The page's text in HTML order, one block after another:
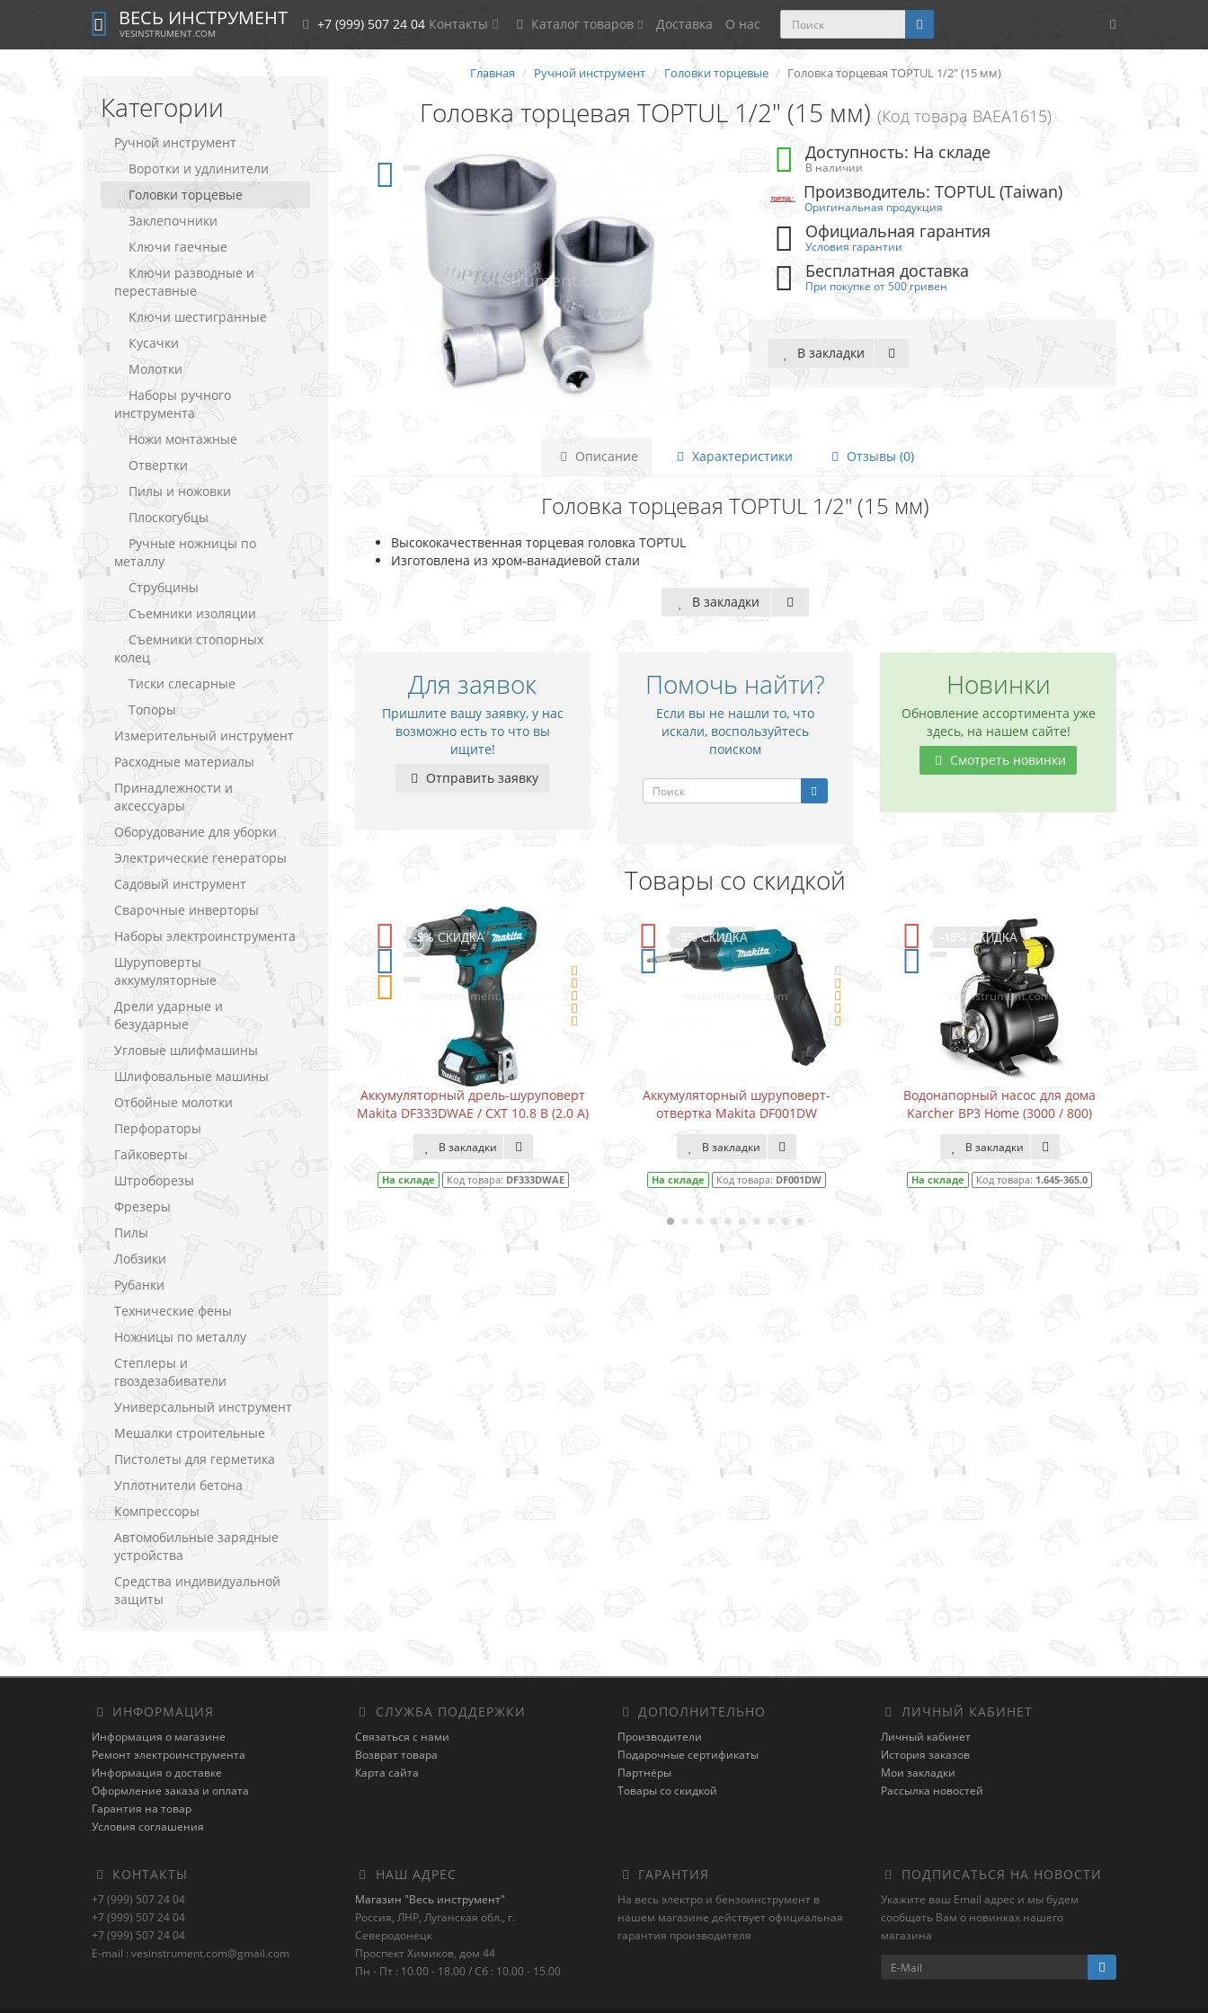
ВЕСЬ ИНСТРУМЕНТ
VESINSTRUMENT.COM
+7 (999) 507 24 04 Контакты Каталог товаров Доставка О нас
Категории
Ручной инструмент
Воротки и удлинители
Головки торцевые
Заклепочники
Ключи гаечные
Ключи разводные и
переставные
Ключи шестигранные
Кусачки
Молотки
Наборы ручного
инструмента
Ножи монтажные
Отвертки
Пилы и ножовки
Плоскогубцы
Ручные ножницы по
металлу
Струбцины
Съемники изоляции
Съемники стопорных
колец
Тиски слесарные
Топоры
Измерительный инструмент
Расходные материалы
Принадлежности и
аксессуары
Оборудование для уборки
Электрические генераторы
Садовый инструмент
Сварочные инверторы
Наборы электроинструмента
Шуруповерты
аккумуляторные
Дрели ударные и
безударные
Угловые шлифмашины
Шлифовальные машины
Отбойные молотки
Перфораторы
Гайковерты
Штроборезы
Фрезеры
Пилы
Лобзики
Рубанки
Технические фены
Ножницы по металлу
Степлеры и
гвоздезабиватели
Универсальный инструмент
Мешалки строительные
Пистолеты для герметика
Уплотнители бетона
Компрессоры
Автомобильные зарядные
устройства
Средства индивидуальной
защиты
Главная Ручной инструмент Головки торцевые Головка торцевая TOPTUL 1/2" (15 мм)
Головка торцевая TOPTUL 1/2" (15 мм) (Код товара BAEA1615)
Доступность: На складе
В наличии
Производитель: TOPTUL (Taiwan)
Оригинальная продукция
Официальная гарантия
Условия гарантии
Бесплатная доставка
При покупке от 500 гривен
В закладки
Описание Характеристики Отзывы (0)
Головка торцевая TOPTUL 1/2" (15 мм)
Высококачественная торцевая головка TOPTUL
Изготовлена из хром-ванадиевой стали
В закладки
Для заявок
Пришлите вашу заявку, у нас
возможно есть то что вы
ищите!
Отправить заявку
Помочь найти?
Если вы не нашли то, что
искали, воспользуйтесь
поиском
Новинки
Обновление ассортимента уже
здесь, на нашем сайте!
Смотреть новинки
Товары со скидкой
-5% СКИДКА
Аккумуляторный дрель-шуруповерт
Makita DF333DWYE / CXT 10.8 В (1.5 А)
В закладки
На складе Код товара:DF333DWYE
-5% СКИДКА
Аккумуляторный дрель-шуруповерт
Makita DF333DWAE / CXT 10.8 В (2.0 А)
В закладки
На складе Код товара: DF333DWAE
-5%СКИДКА
Аккумуляторный шуруповерт-
отвертка Makita DF001DW
В закладки
На складе Код товара: DF001DW
Водонапорный насос для дома
Karcher BP3 Home (3000 / 800)
Код товара: 1.645-365.0
-11%
Водонапорный
Karcher BP3
В
На складе
ИНФОРМАЦИЯ
Информация о магазине
Ремонт электроинструмента
Информация о доставке
Оформление заказа и оплата
Гарантия на товар
Условия соглашения
СЛУЖБА ПОДДЕРЖКИ
Связаться с нами
Возврат товара
Карта сайта
ДОПОЛНИТЕЛЬНО
Производители
Подарочные сертификаты
Партнёры
Товары со скидкой
ЛИЧНЫЙ КАБИНЕТ
Личный кабинет
История заказов
Мои закладки
Рассылка новостей
КОНТАКТЫ
+7 (999) 507 24 04
+7 (999) 507 24 04
+7 (999) 507 24 04
E-mail : vesinstrument.com@gmail.com
НАШ АДРЕС
Магазин "Весь инструмент"
Россия, ЛНР, Луганская обл., г.
Северодонецк
Проспект Химиков, дом 44
Пн - Пт : 10.00 - 18.00 / Сб : 10.00 - 15.00
ГАРАНТИЯ
На весь электро и бензоинструмент в
нашем магазине действует официальная
гарантия производителя
ПОДПИСАТЬСЯ НА НОВОСТИ
Укажите ваш Email адрес и мы будем
сообщать Вам о новинках нашего
магазина